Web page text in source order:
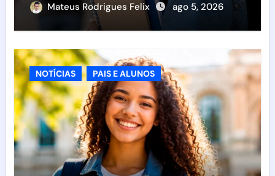
Mateus Rodrigues Felix ago 5, 2026
NOTÍCIAS PAIS E ALUNOS